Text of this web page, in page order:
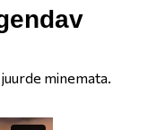
minemata.